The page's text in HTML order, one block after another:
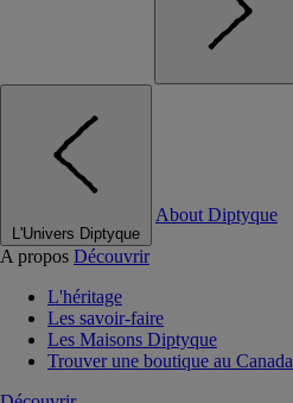
L'Univers Diptyque
About Diptyque
A propos Découvrir
L'héritage
Les savoir-faire
Les Maisons Diptyque
Trouver une boutique au Canada